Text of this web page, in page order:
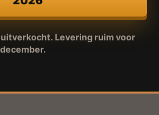
Levering ruim voor
december.